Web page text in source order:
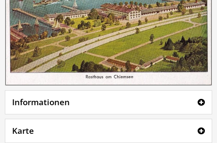
Informationen
Karte